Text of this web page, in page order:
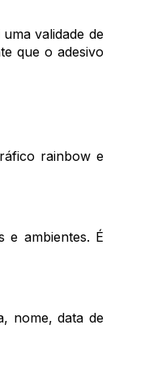
validade de
que o adesivo
rainbow e
e ambientes. É
nome, data de